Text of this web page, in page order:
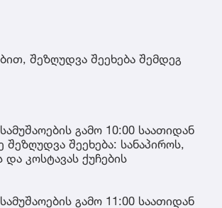
შეზღუდვა შეეხება შემდეგ
გამო 10:00 საათიდან
შეზღუდვა შეეხება: სანაპიროს,
კოსტავას ქუჩების
გამო 11:00 საათიდან